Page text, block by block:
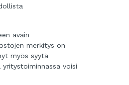
avain
merkitys on
myös syytä
voisi